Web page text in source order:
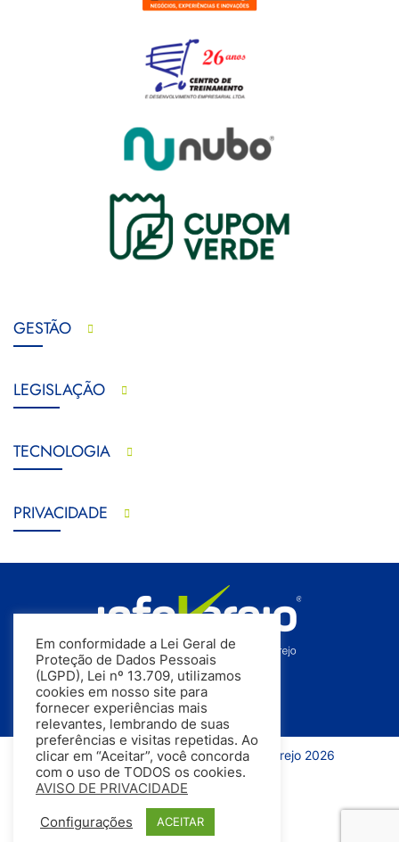
GESTÃO
LEGISLAÇÃO
TECNOLOGIA
PRIVACIDADE
Todos os direitos reservados | InfoVarejo 2026
Em conformidade a Lei Geral de
Proteção de Dados Pessoais
(LGPD), Lei nº 13.709, utilizamos
cookies em nosso site para
fornecer experiências mais
relevantes, lembrando de suas
preferências e visitas repetidas. Ao
clicar em “Aceitar”, você concorda
com o uso de TODOS os cookies.
AVISO DE PRIVACIDADE
Configurações ACEITAR